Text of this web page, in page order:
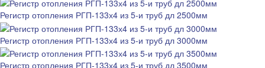
Регистр отопления РГП-133х4 из 5-и труб дл 2500мм
Регистр отопления РГП-133х4 из 5-и труб дл 3000мм
Регистр отопления РГП-133х4 из 5-и труб дл 3500мм